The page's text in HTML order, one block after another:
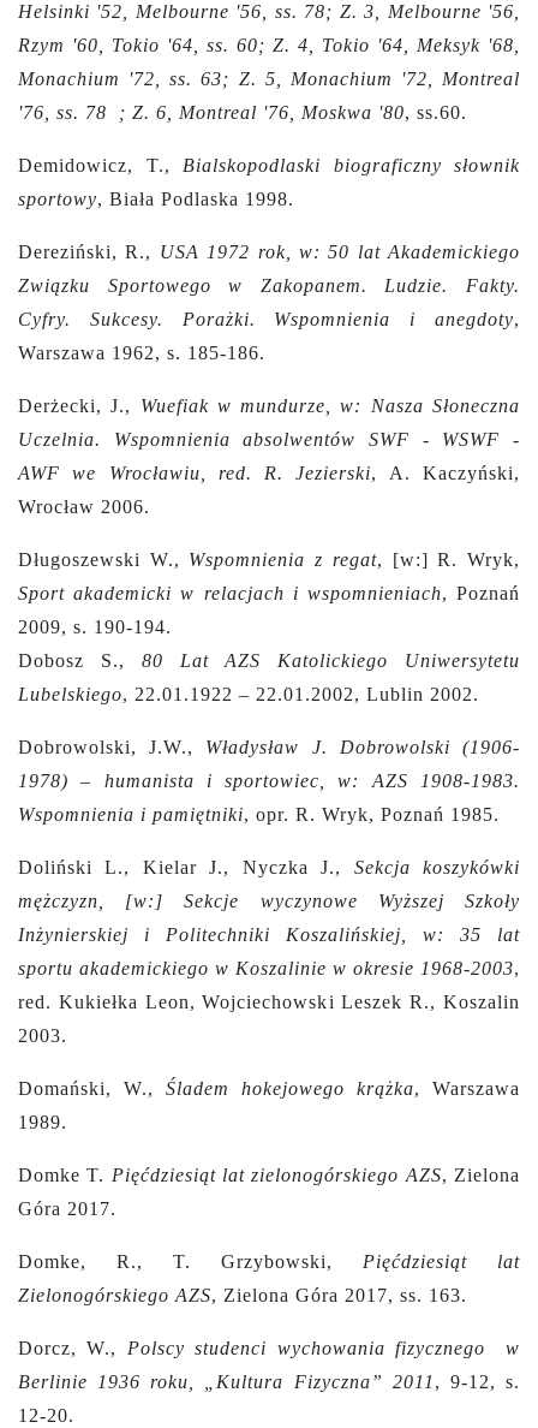
Helsinki '52, Melbourne '56, ss. 78; Z. 3, Melbourne '56,
Rzym '60, Tokio '64, ss. 60; Z. 4, Tokio '64, Meksyk '68,
Monachium '72, ss. 63; Z. 5, Monachium '72, Montreal
'76, ss. 78 ; Z. 6, Montreal '76, Moskwa '80, ss.60.
Demidowicz, T., Bialskopodlaski biograficzny słownik
sportowy, Biała Podlaska 1998.
Dereziński, R., USA 1972 rok, w: 50 lat Akademickiego
Związku Sportowego w Zakopanem. Ludzie. Fakty.
Cyfry. Sukcesy. Porażki. Wspomnienia i anegdoty,
Warszawa 1962, s. 185-186.
Derżecki, J., Wuefiak w mundurze, w: Nasza Słoneczna
Uczelnia. Wspomnienia absolwentów SWF - WSWF -
AWF we Wrocławiu, red. R. Jezierski, A. Kaczyński,
Wrocław 2006.
Długoszewski W., Wspomnienia z regat, [w:] R. Wryk,
Sport akademicki w relacjach i wspomnieniach, Poznań
2009, s. 190-194.
Dobosz S., 80 Lat AZS Katolickiego Uniwersytetu
Lubelskiego, 22.01.1922 – 22.01.2002, Lublin 2002.
Dobrowolski, J.W., Władysław J. Dobrowolski (1906-
1978) – humanista i sportowiec, w: AZS 1908-1983.
Wspomnienia i pamiętniki, opr. R. Wryk, Poznań 1985.
Doliński L., Kielar J., Nyczka J., Sekcja koszykówki
mężczyzn, [w:] Sekcje wyczynowe Wyższej Szkoły
Inżynierskiej i Politechniki Koszalińskiej, w:
35 lat
sportu akademickiego w Koszalinie w okresie 1968-2003,
red. Kukiełka Leon, Wojciechowski Leszek R., Koszalin
2003.
Domański, W., Śladem hokejowego krążka, Warszawa
1989.
Domke T. Pięćdziesiąt lat zielonogórskiego AZS, Zielona
Góra 2017.
Domke, R., T. Grzybowski, Pięćdziesiąt lat
Zielonogórskiego AZS, Zielona Góra 2017, ss. 163.
Dorcz, W., Polscy studenci wychowania fizycznego w
Berlinie 1936 roku, „Kultura Fizyczna” 2011 , 9-12, s.
12-20.